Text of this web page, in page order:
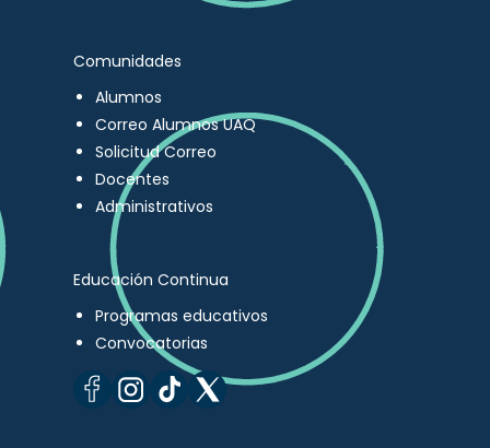
Comunidades
Alumnos
Correo Alumnos UAQ
Solicitud Correo
Docentes
Administrativos
Educación Continua
Programas educativos
Convocatorias